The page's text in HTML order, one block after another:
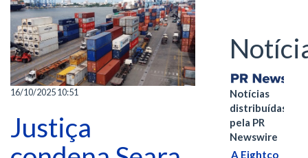
16/10/2025 10:51
Justiça
Notícias
distribuídas
pela PR
Newswire
A Eightco